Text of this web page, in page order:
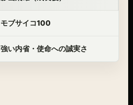
モブサイコ100
強い内省・使命への誠実さ